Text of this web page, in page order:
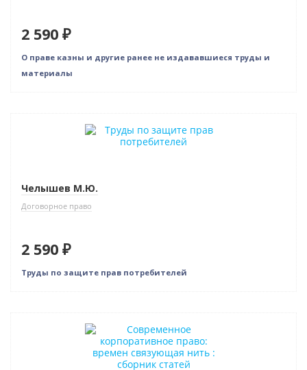
2 590 ₽
О праве казны и другие ранее не издававшиеся труды и
материалы
Челышев М.Ю.
Договорное право
2 590 ₽
Труды по защите прав потребителей